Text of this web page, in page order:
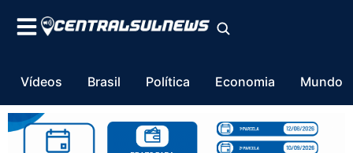
Vídeos Brasil Política Economia Mundo